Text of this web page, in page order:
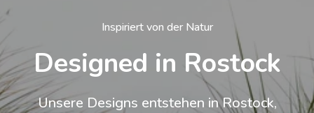
Inspiriert von der Natur
Designed in Rostock
Unsere Designs entstehen in Rostock,